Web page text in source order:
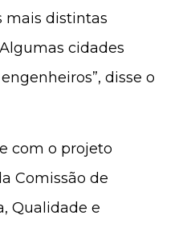
mais distintas
cidades
disse o
com o projeto
Comissão de
Qualidade e